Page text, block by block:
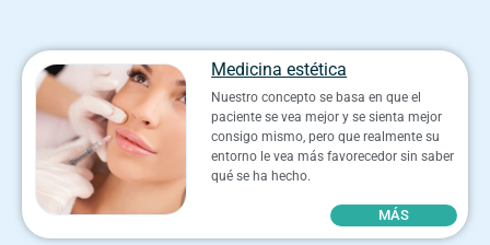
Medicina estética
Nuestro concepto se basa en que el
paciente se vea mejor y se sienta mejor
consigo mismo, pero que realmente su
entorno le vea más favorecedor sin saber
qué se ha hecho.
MÁS